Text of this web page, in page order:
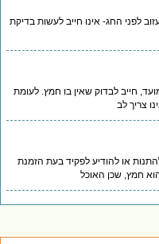
לפני החג- אינו חייב לעשות בדיקת
חייב לבדוק שאין בו חמץ. לעומת
לב
או להודיע לפקיד בעת הזמנת
חמץ, שכן האוכל